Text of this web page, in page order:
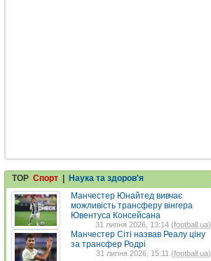
TOP Спорт
Наука та здоров'я
Манчестер Юнайтед вивчає
можливість трансферу вінгера
Ювентуса Консейсана
31 липня 2026, 13:14 (football.ua)
Манчестер Сіті назвав Реалу ціну
за трансфер Родрі
31 липня 2026, 15:11 (football.ua)